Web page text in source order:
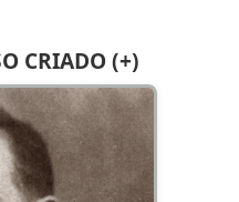
CRIADO (+)